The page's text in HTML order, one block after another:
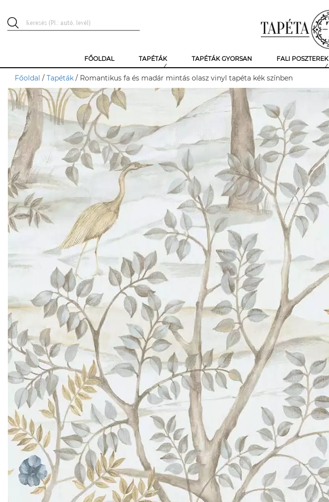
FŐOLDAL TAPÉTÁK TAPÉTÁK GYORSAN FALI POSZTEREK
Főoldal / Tapéták / Romantikus fa és madár mintás olasz vinyl tapéta kék színben